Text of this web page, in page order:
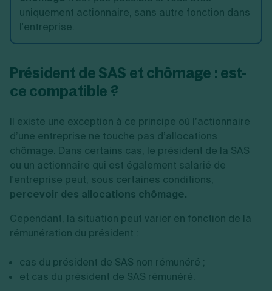
uniquement actionnaire, sans autre fonction dans
l'entreprise.
Président de SAS et chômage : est-
ce compatible ?
Il existe une exception à ce principe où l’actionnaire
d’une entreprise ne touche pas d’allocations
chômage. Dans certains cas, le président de la SAS
ou un actionnaire qui est également salarié de
l'entreprise peut, sous certaines conditions,
percevoir des allocations chômage.
Cependant, la situation peut varier en fonction de la
rémunération du président :
cas du président de SAS non rémunéré ;
et cas du président de SAS rémunéré.